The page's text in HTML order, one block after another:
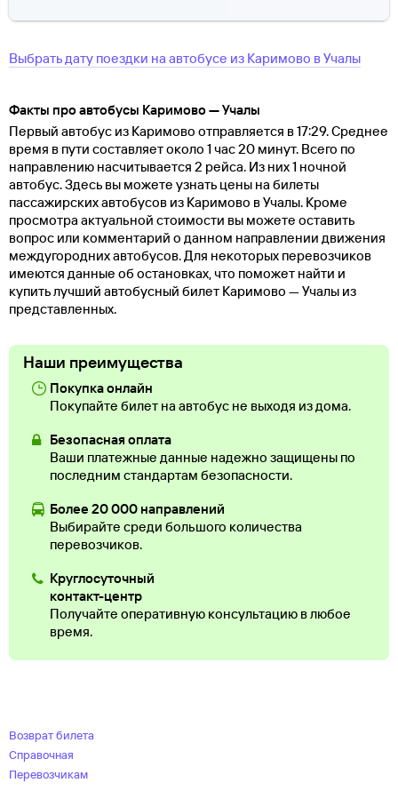
Выбрать дату поездки на автобусе из Каримово вУчалы
Факты про автобусы Каримово — Учалы
Первый автобус из Каримово отправляется в 17:29. Среднее
время в пути составляет около 1 час 20 минут. Всего по
направлению насчитывается 2 рейса. Из них 1 ночной
автобус. Здесь вы можете узнать цены на билеты
пассажирских автобусов из Каримово в Учалы. Кроме
просмотра актуальной стоимости вы можете оставить
вопрос или комментарий о данном направлении движения
междугородних автобусов. Для некоторых перевозчиков
имеются данные об остановках, что поможет найти и
купить лучший автобусный билет Каримово — Учалы из
представленных.
Наши преимущества
Покупка онлайн
Покупайте билет на автобус не выходя из дома.
Безопасная оплата
Ваши платежные данные надежно защищены по
последним стандартам безопасности.
Более 20 000 направлений
Выбирайте среди большого количества
перевозчиков.
Круглосуточный
контакт-центр
Получайте оперативную консультацию в любое
время.
Возврат билета
Справочная
Перевозчикам